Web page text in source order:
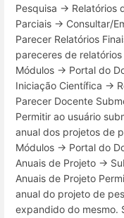
Pesquisa → Relatórios
Parciais → Consultar/
Parecer Relatórios
pareceres de
Módulos → Portal do
Iniciação Científica →
Parecer Docente
Permitir ao usuário
anual dos projetos de
Módulos → Portal do
Anuais de Projeto →
Anuais de Projeto
anual do projeto de
expandido do mesmo.